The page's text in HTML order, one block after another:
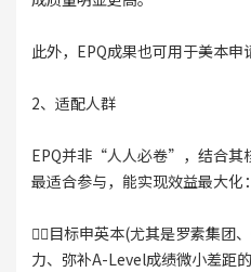
此外，EPQ成果也可用于美本申
2、适配人群
EPQ并非“人人必卷”，结合其
最适合参与，能实现效益最大化：
👉🏻目标申英本(尤其是罗素集团
力、弥补A-Level成绩微小差距